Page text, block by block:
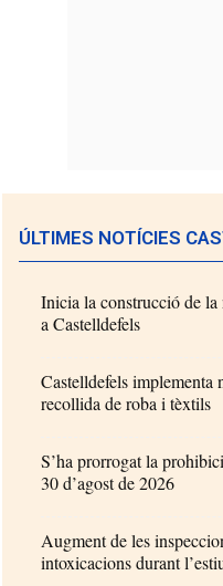
ÚLTIMES NOTÍCIES
Inicia la construcció de la
a Castelldefels
Castelldefels implementa
recollida de roba i tèxtils
S’ha prorrogat la
30 d’agost de 2026
Augment de les
intoxicacions durant